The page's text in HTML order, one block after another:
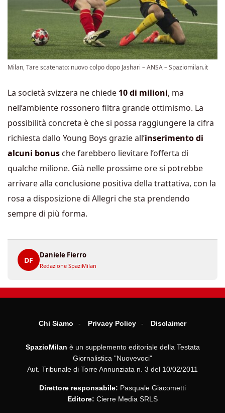
Milan, Tare scatenato: nuovo colpo dopo Jashari – ANSA – Spaziomilan.it
La società svizzera ne chiede 10 di milioni, ma
nell’ambiente rossonero filtra grande ottimismo. La
possibilità concreta è che si possa raggiungere la cifra
richiesta dallo Young Boys grazie all’inserimento di
alcuni bonus che farebbero lievitare l’offerta di
qualche milione. Già nelle prossime ore si potrebbe
arrivare alla conclusione positiva della trattativa, con la
rosa a disposizione di Allegri che sta prendendo
sempre di più forma.
DF
Daniele Fierro
Redazione SpaziMilan
Chi Siamo Privacy Policy Disclaimer
SpazioMilan è un supplemento editoriale della Testata
Giornalistica "Nuovevoci"
Aut. Tribunale di Torre Annunziata n. 3 del 10/02/2011
Direttore responsabile: Pasquale Giacometti
Editore: Cierre Media SRLS